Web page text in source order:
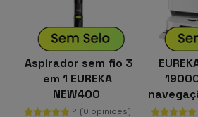
Aspirador sem fio 3
em 1 EUREKA
NEW400
2 (0 opiniões)